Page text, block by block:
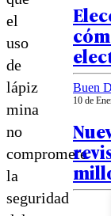
el
uso
de
lápiz
mina
no
compromete
la
seguridad
Buen
10 de